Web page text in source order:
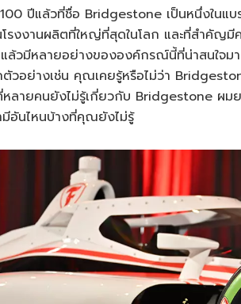
ปีแล้วที่ชื่อ Bridgestone เป็นหนึ่งในแ
โรงงานผลิตที่ใหญ่ที่สุดในโลก และที่สำคัญมี
ล้วมีหลายอย่างขององค์กรณ์นี้ที่น่าสนใจม
วอย่างเช่น คุณเคยรู้หรือไม่ว่า
หลายคนยังไม่รู้เกี่ยวกับ Bridgestone ผ
มีอันไหนบ้างที่คุณยังไม่รู้